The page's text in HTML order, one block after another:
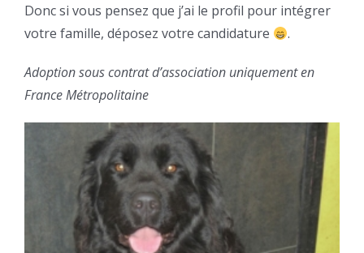
Donc si vous pensez que j’ai le profil pour intégrer
votre famille, déposez votre candidature
.
Adoption sous contrat d’association uniquement en
France Métropolitaine